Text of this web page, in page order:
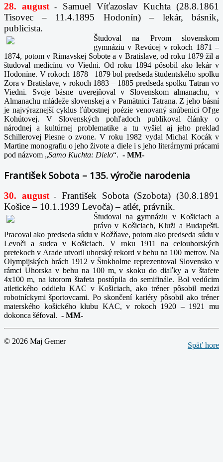
28. august -
Samuel Víťazoslav Kuchta (28.8.1861
Tisovec – 11.4.1895 Hodonín) – lekár, básnik,
publicista.
Študoval na Prvom slovenskom
gymnáziu v Revúcej v rokoch 1871 –
1874, potom v Rimavskej Sobote a v Bratislave, od roku 1879 žil a
študoval medicínu vo Viedni. Od roku 1894 pôsobil ako lekár v
Hodoníne. V rokoch 1878 –1879 bol predseda študentského spolku
Zora v Bratislave, v rokoch 1883 – 1885 predseda spolku Tatran vo
Viedni. Svoje básne uverejňoval v Slovenskom almanachu, v
Almanachu mládeže slovenskej a v Pamätnici Tatrana. Z jeho básní
je najvýraznejší cyklus ľúbostnej poézie venovaný snúbenici Oľge
Kohútovej. V Slovenských pohľadoch publikoval články o
národnej a kultúrnej problematike a tu vyšiel aj jeho preklad
Schillerovej Piesne o zvone. V roku 1982 vydal Michal Kocák v
Martine monografiu o jeho živote a diele i s jeho literárnymi prácami
pod názvom „Samo Kuchta: Dielo“. - MM-
František Sobota – 135. výročie narodenia
30. august-
František Sobota (Szobota) (30.8.1891
Košice – 10.1.1939 Levoča) – atlét, právnik.
Študoval na gymnáziu v Košiciach a
právo v Košiciach, Kluži a Budapešti.
Pracoval ako predseda súdu v Rožňave, potom ako predseda súdu v
Levoči a sudca v Košiciach. V roku 1911 na celouhorských
pretekoch v Arade utvoril uhorský rekord v behu na 100 metrov. Na
Olympijských hrách 1912 v Štokholme reprezentoval Slovensko v
rámci Uhorska v behu na 100 m, v skoku do diaľky a v štafete
4x100 m, na ktorom štafeta postúpila do semifinále. Bol vedúcim
atletického oddielu KAC v Košiciach, ako tréner pôsobil medzi
robotníckymi športovcami. Po skončení kariéry pôsobil ako tréner
materského košického klubu KAC, v rokoch 1920 – 1921 mu
dokonca šéfoval. - MM-
Späť hore
© 2026 Maj Gemer